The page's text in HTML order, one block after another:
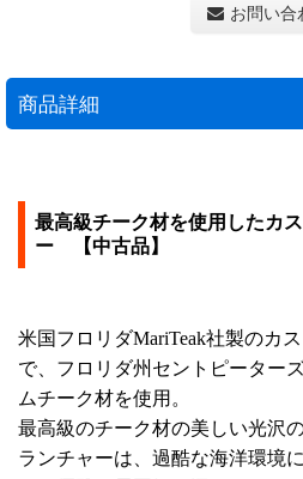
お問い合
商品詳細
最高級チーク材を使用したカ
ー 【中古品】
米国フロリダMariTeak社製のカ
で、フロリダ州セントピーター
ムチーク材を使用。
最高級のチーク材の美しい光沢
ランチャーは、過酷な海洋環境